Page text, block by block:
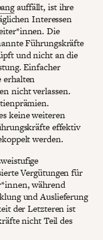
auffällt, ist ihre
Interessen
Die
Führungskräfte
und nicht an die
Einfacher
erhalten
nicht verlassen.
keine weiteren
effektiv
werden.
Vergütungen für
während
und Auslieferung
der Letzteren ist
nicht Teil des